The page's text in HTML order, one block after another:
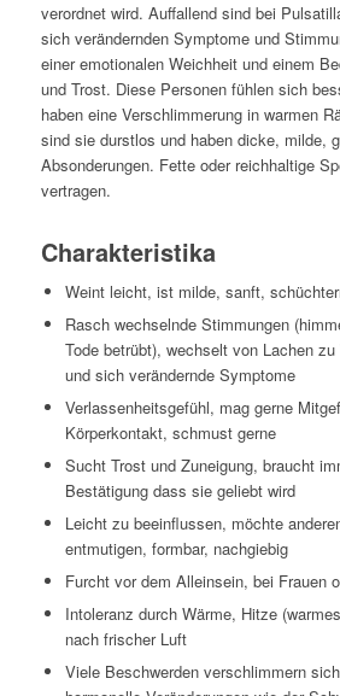
verordnet wird. Auffallend sind bei
sich verändernden Symptome und
einer emotionalen Weichheit und einem
und Trost. Diese Personen fühlen sich
haben eine Verschlimmerung in warmen
sind sie durstlos und haben dicke, milde,
Absonderungen. Fette oder reichhaltige
vertragen.
Charakteristika
Weint leicht, ist milde, sanft,
Rasch wechselnde Stimmungen
Tode betrübt), wechselt von Lachen
und sich verändernde Symptome
Verlassenheitsgefühl, mag gerne
Körperkontakt, schmust gerne
Sucht Trost und Zuneigung, braucht
Bestätigung dass sie geliebt wird
Leicht zu beeinflussen, möchte
entmutigen, formbar, nachgiebig
Furcht vor dem Alleinsein, bei Frauen
Intoleranz durch Wärme, Hitze
nach frischer Luft
Viele Beschwerden verschlimmern